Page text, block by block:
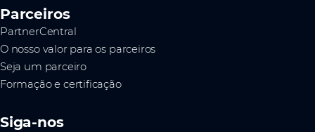
Parceiros
PartnerCentral
O nosso valor para os parceiros
Seja um parceiro
Formação e certificação
Siga-nos